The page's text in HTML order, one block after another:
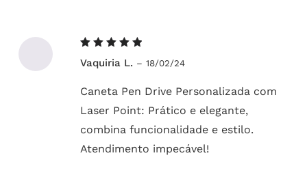
5de 5
Vaquiria L. – 18/02/24
Caneta Pen Drive Personalizada com
Laser Point: Prático e elegante,
combina funcionalidade e estilo.
Atendimento impecável!